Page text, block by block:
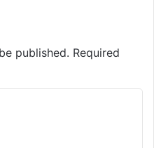
published. Required